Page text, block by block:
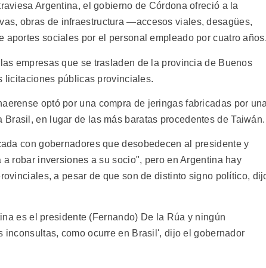
Argentina, el gobierno de Córdona ofreció a la
obras de infraestructura —accesos viales, desagües,
sociales por el personal empleado por cuatro
empresas que se trasladen de la provincia de Buenos
licitaciones públicas provinciales.
optó por una compra de jeringas fabricadas por
en lugar de las más baratas procedentes de Taiwán.
con gobernadores que desobedecen al presidente y
robar inversiones a su socio", pero en Argentina hay
a pesar de que son de distinto signo político,
es el presidente (Fernando) De la Rúa y ningún
inconsultas, como ocurre en Brasil', dijo el gobernador